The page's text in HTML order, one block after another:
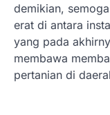
demikian,
erat di antara
yang pada
membawa
pertanian di